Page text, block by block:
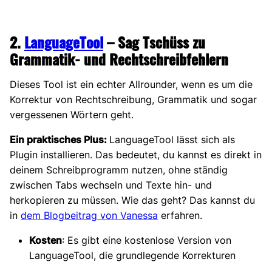
2.LanguageTool– Sag Tschüss zu
Grammatik- und Rechtschreibfehlern
Dieses Tool ist ein echter Allrounder, wenn es um die
Korrektur von Rechtschreibung, Grammatik und sogar
vergessenen Wörtern geht.
Ein praktisches Plus: LanguageTool lässt sich als
Plugin installieren. Das bedeutet, du kannst es direkt in
deinem Schreibprogramm nutzen, ohne ständig
zwischen Tabs wechseln und Texte hin- und
herkopieren zu müssen. Wie das geht? Das kannst du
in dem Blogbeitrag von Vanessa erfahren.
Kosten: Es gibt eine kostenlose Version von
LanguageTool, die grundlegende Korrekturen